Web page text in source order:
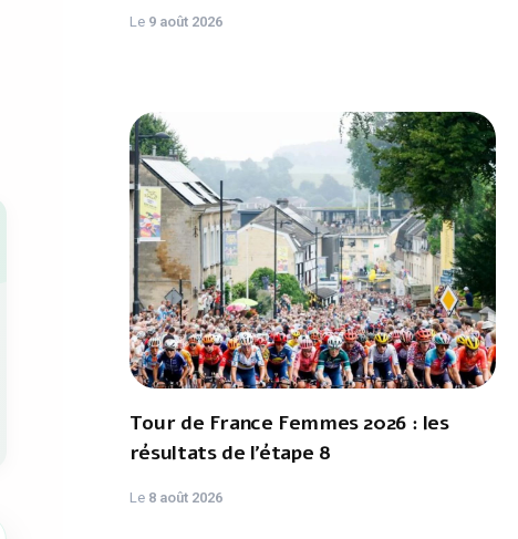
Le 9 août 2026
Tour de France Femmes 2026 : les
résultats de l’étape 8
Le 8 août 2026